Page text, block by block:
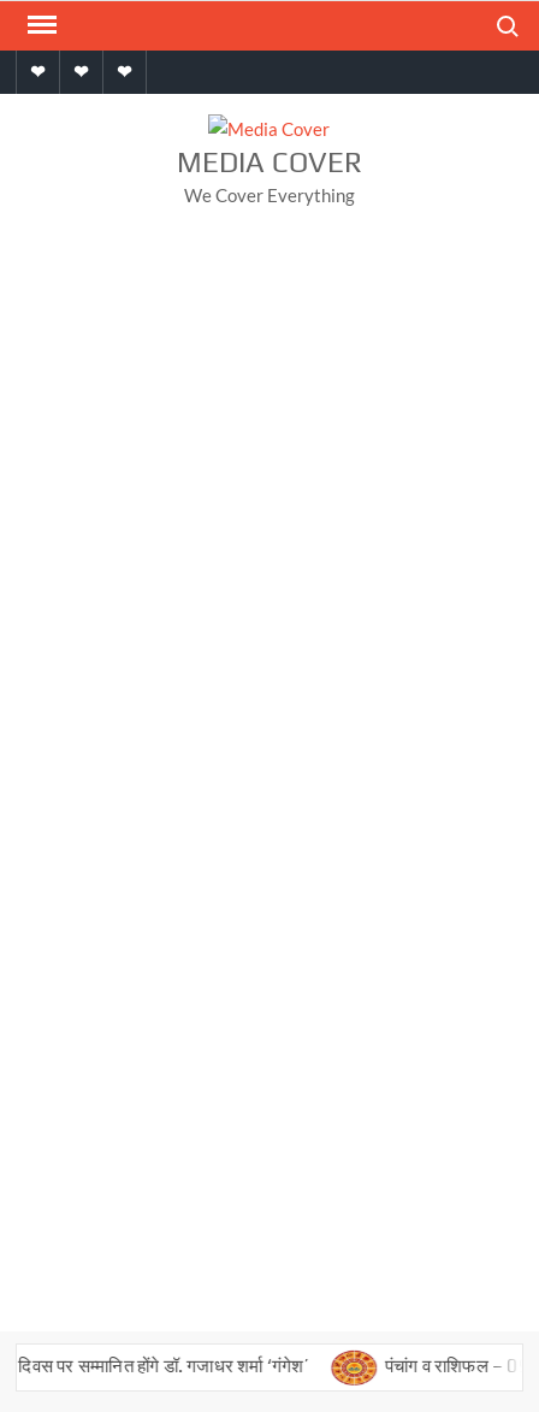
Skip
contentHomeAboutContact
MEDIA COVER
We Cover Everything
पर सम्मानित होंगे डॉ. गजाधर शर्मा ‘गंगेश’ पंचांग व राशिफल – 09